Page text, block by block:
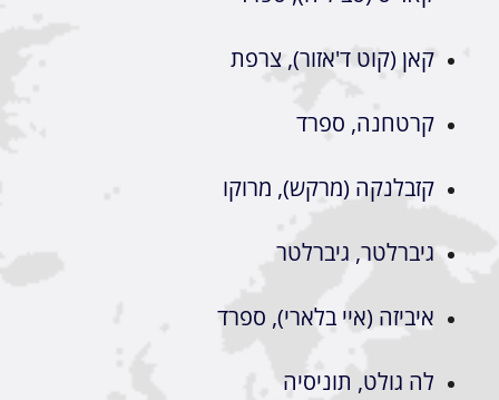
קאן (קוט ד'אזור), צרפת
קרטחנה, ספרד
קזבלנקה (מרקש), מרוקו
גיברלטר, גיברלטר
איביזה (איי בלארי), ספרד
לה גולט, תוניסיה